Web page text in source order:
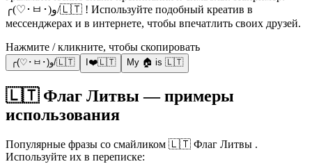
╭(♡･ㅂ･)و/🇱🇹 ! Используйте подобный креатив в
мессенджерах и в интернете, чтобы впечатлить своих друзей.
Нажмите / кликните, чтобы скопировать
╭(♡･ㅂ･)و/🇱🇹 I❤️🇱🇹 My 🏠 is 🇱🇹
🇱🇹 Флаг Литвы — примеры
использования
Популярные фразы со смайликом 🇱🇹 Флаг Литвы .
Используйте их в переписке: